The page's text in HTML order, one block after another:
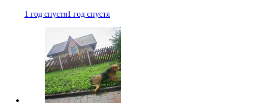
1 год спустя1 год спустя